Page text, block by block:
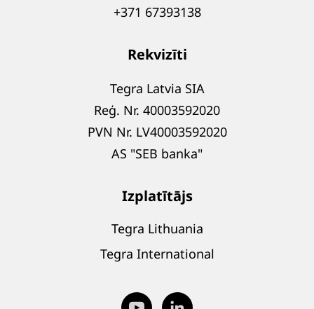
+371 67393138
Rekvizīti
Tegra Latvia SIA
Reģ. Nr. 40003592020
PVN Nr. LV40003592020
AS "SEB banka"
Izplatītājs
Tegra Lithuania
Tegra International